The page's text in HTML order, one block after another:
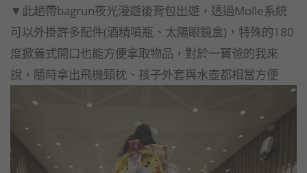
▼此趟帶bagrun夜光漫遊後背包出遊，透過Molle系統
可以外掛許多配件(酒精噴瓶、太陽眼鏡盒)，特殊的180
度掀蓋式開口也能方便拿取物品，對於一寶爸的我來
說，隨時拿出飛機頸枕、孩子外套與水壺都相當方便